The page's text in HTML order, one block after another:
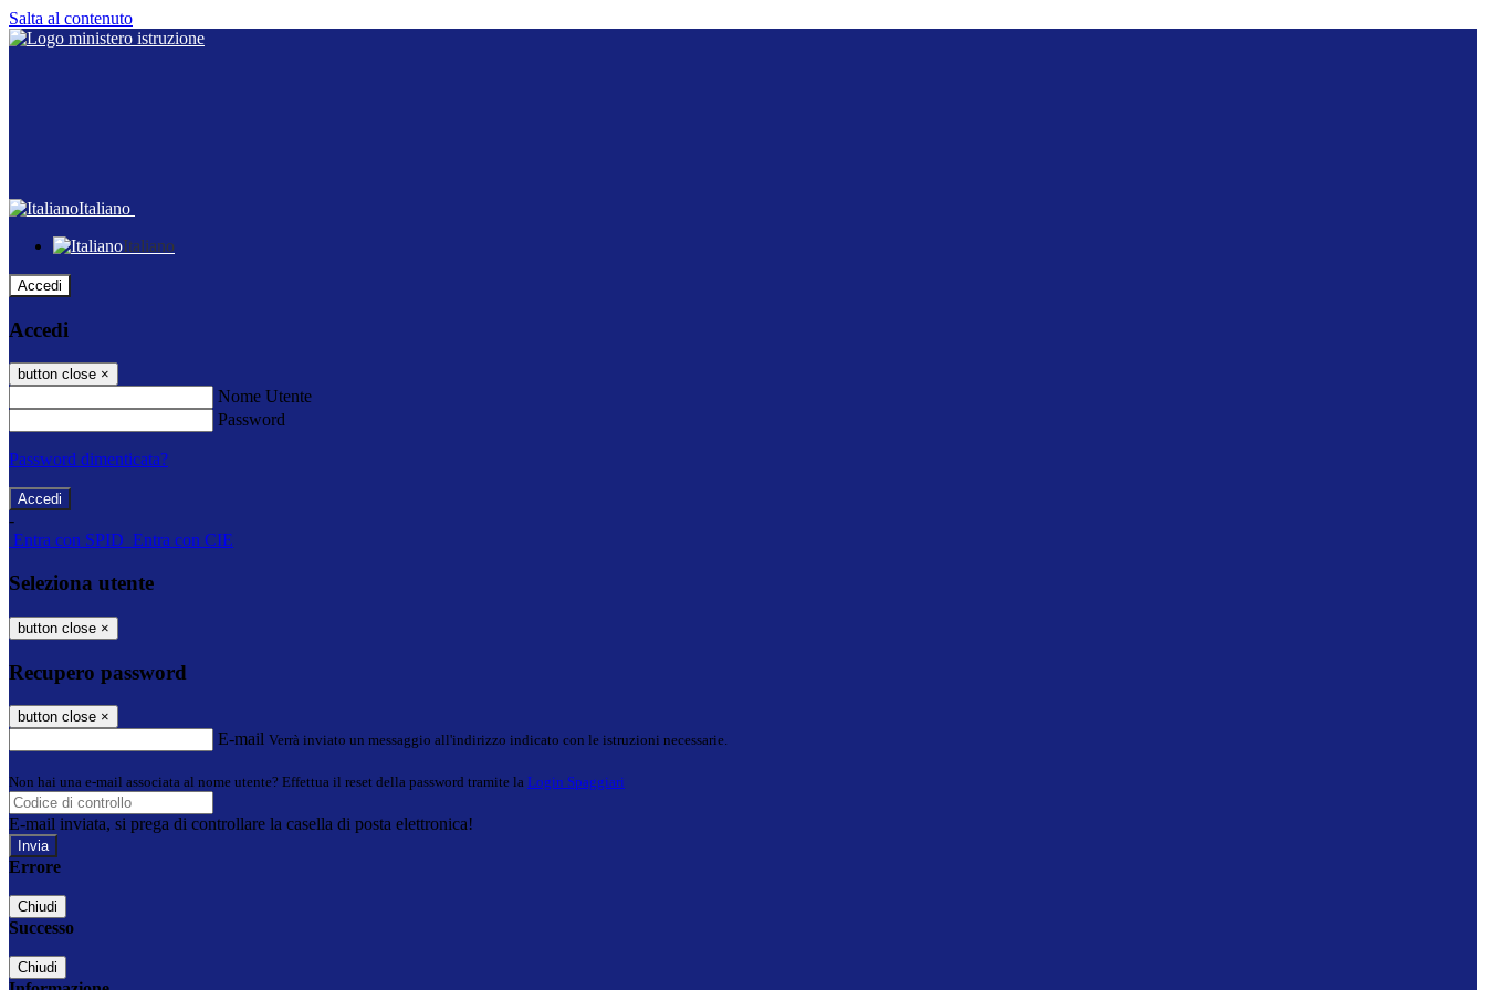
Salta al contenuto
Italiano
Italiano
Accedi
Accedi
button close ×
Nome Utente
Password
Password dimenticata?
-
Entra con SPID Entra con CIE
Seleziona utente
button close ×
Recupero password
button close ×
E-mail Verrà inviato un messaggio all'indirizzo indicato con le istruzioni necessarie.
Non hai una e-mail associata al nome utente? Effettua il reset della password tramite la Login Spaggiari
E-mail inviata, si prega di controllare la casella di posta elettronica!
Errore
Chiudi
Successo
Chiudi